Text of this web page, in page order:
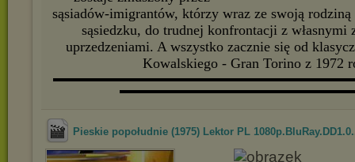
sąsiadów-imigrantów, którzy wraz ze swoją
sąsiedzku, do trudnej konfrontacji z własnymi
uprzedzeniami. A wszystko zacznie się od
Kowalskiego - Gran Torino z 1972
Pieskie popołudnie (1975) Lektor PL